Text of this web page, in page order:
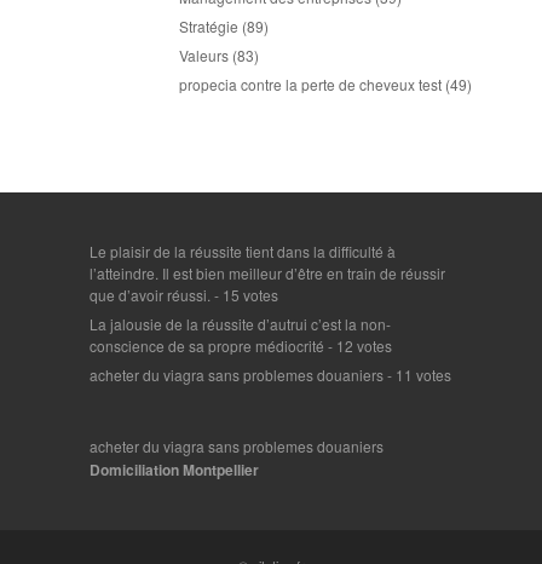
Stratégie (89)
Valeurs (83)
propecia contre la perte de cheveux test (49)
Le plaisir de la réussite tient dans la difficulté à
l’atteindre. Il est bien meilleur d’être en train de réussir
que d’avoir réussi. - 15 votes
La jalousie de la réussite d’autrui c’est la non-
conscience de sa propre médiocrité - 12 votes
acheter du viagra sans problemes douaniers- 11 votes
acheter du viagra sans problemes douaniers
Domiciliation Montpellier